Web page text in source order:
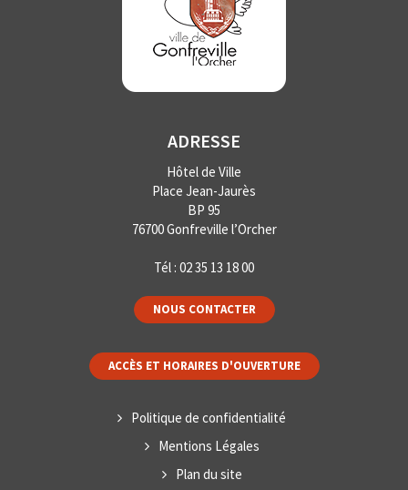
ADRESSE
Hôtel de Ville
Place Jean-Jaurès
BP 95
76700 Gonfreville l’Orcher
Tél : 02 35 13 18 00
NOUS CONTACTER
ACCÈS ET HORAIRES D'OUVERTURE
Politique de confidentialité
Mentions Légales
Plan du site